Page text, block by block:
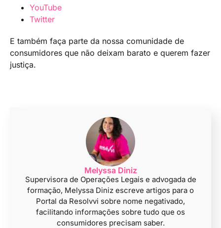
YouTube
Twitter
E também faça parte da nossa comunidade de
consumidores que não deixam barato e querem fazer
justiça.
Melyssa Diniz
Supervisora de Operações Legais e advogada de
formação, Melyssa Diniz escreve artigos para o
Portal da Resolvvi sobre nome negativado,
facilitando informações sobre tudo que os
consumidores precisam saber.